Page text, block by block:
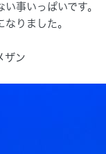
い事いっぱいです。
なりました。
ザン